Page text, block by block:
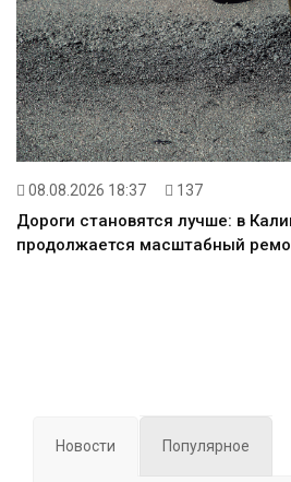
08.08.2026 18:37 137
Дороги становятся лучше: в
продолжается масштабный
Новости Популярное